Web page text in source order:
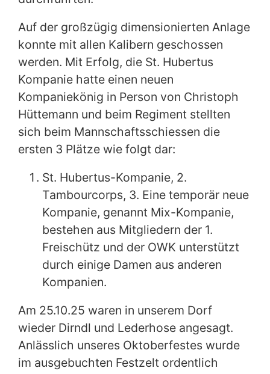
Auf der großzügig dimensionierten Anlage
konnte mit allen Kalibern geschossen
werden. Mit Erfolg, die St. Hubertus
Kompanie hatte einen neuen
Kompaniekönig in Person von Christoph
Hüttemann und beim Regiment stellten
sich beim Mannschaftsschiessen die
ersten 3 Plätze wie folgt dar:
St. Hubertus-Kompanie, 2.
Tambourcorps, 3. Eine temporär neue
Kompanie, genannt Mix-Kompanie,
bestehen aus Mitgliedern der 1.
Freischütz und der OWK unterstützt
durch einige Damen aus anderen
Kompanien.
Am 25.10.25 waren in unserem Dorf
wieder Dirndl und Lederhose angesagt.
Anlässlich unseres Oktoberfestes wurde
im ausgebuchten Festzelt ordentlich